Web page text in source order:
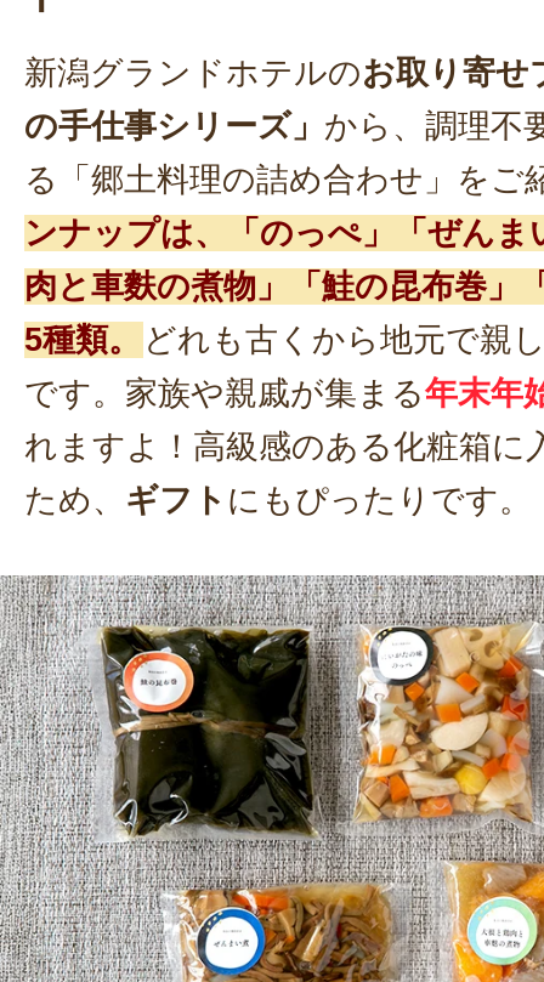
新潟グランドホテルのお取り寄せ
の手仕事シリーズ」 から、調理不
る「郷土料理の詰め合わせ」をご
ンナップは、「のっぺ」「ぜんま
肉と車麩の煮物」「鮭の昆布巻」
5種類。
どれも古くから地元で親
です。家族や親戚が集まる年末年
れますよ！高級感のある化粧箱に
ため、 ギフト にもぴったりです。